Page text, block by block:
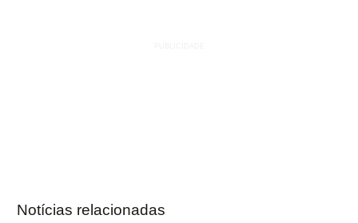
Notícias relacionadas